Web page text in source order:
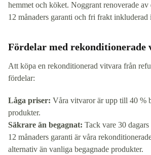
hemmet och köket. Noggrant renoverade av
12 månaders garanti och fri frakt inkluderad
Fördelar med rekonditionerade
Att köpa en rekonditionerad vitvara från
fördelar:
Låga priser: Våra vitvaror är upp till 40 %
produkter.
Säkrare än begagnat: Tack vare 30
12 månaders garanti är våra
alternativ än vanliga begagnade produkter.